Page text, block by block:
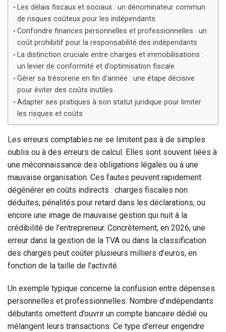
Les délais fiscaux et sociaux : un dénominateur commun
de risques coûteux pour les indépendants
Confondre finances personnelles et professionnelles : un
coût prohibitif pour la responsabilité des indépendants
La distinction cruciale entre charges et immobilisations :
un levier de conformité et d’optimisation fiscale
Gérer sa trésorerie en fin d’année : une étape décisive
pour éviter des coûts inutiles
Adapter ses pratiques à son statut juridique pour limiter
les risques et coûts
Les erreurs comptables ne se limitent pas à de simples
oublis ou à des erreurs de calcul. Elles sont souvent liées à
une méconnaissance des obligations légales ou à une
mauvaise organisation. Ces fautes peuvent rapidement
dégénérer en coûts indirects : charges fiscales non
déduites, pénalités pour retard dans les déclarations, ou
encore une image de mauvaise gestion qui nuit à la
crédibilité de l’entrepreneur. Concrètement, en 2026, une
erreur dans la gestion de la TVA ou dans la classification
des charges peut coûter plusieurs milliers d’euros, en
fonction de la taille de l’activité.
Un exemple typique concerne la confusion entre dépenses
personnelles et professionnelles. Nombre d’indépendants
débutants omettent d’ouvrir un compte bancaire dédié ou
mélangent leurs transactions. Ce type d’erreur engendre